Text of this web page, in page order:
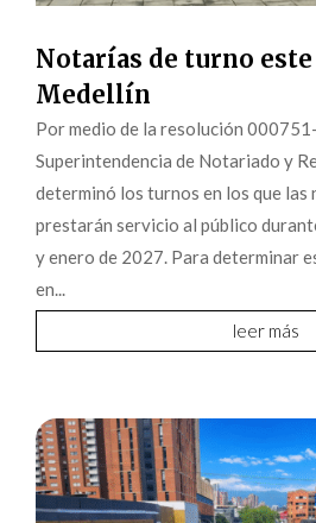
Notarías de turno este
Medellín
Por medio de la resolución
Superintendencia de Notariado y
determinó los turnos en los que las
prestarán servicio al público
y enero de 2027. Para determinar
en...
leer más